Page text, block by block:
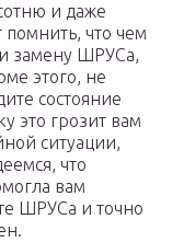
и даже
что чем
замену ШРУСа,
этого, не
состояние
это грозит вам
ситуации,
что
вам
ШРУСа и точно